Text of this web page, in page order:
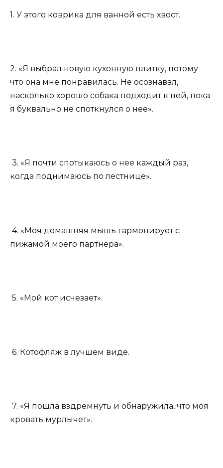
1. У этого коврика для ванной есть хвост.
2. «Я выбрал новую кухонную плитку, потому
что она мне понравилась. Не осознавал,
насколько хорошо собака подходит к ней, пока
я буквально не споткнулся о нее».
3. «Я почти спотыкаюсь о нее каждый раз,
когда поднимаюсь по лестнице».
4. «Моя домашняя мышь гармонирует с
пижамой моего партнера».
5. «Мой кот исчезает».
6. Котофляж в лучшем виде.
7. «Я пошла вздремнуть и обнаружила, что моя
кровать мурлычет».